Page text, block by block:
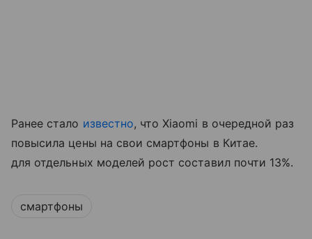
Ранее стало известно, что Xiaomi в очередной раз
повысила цены на свои смартфоны в Китае.
для отдельных моделей рост составил почти 13%.
смартфоны